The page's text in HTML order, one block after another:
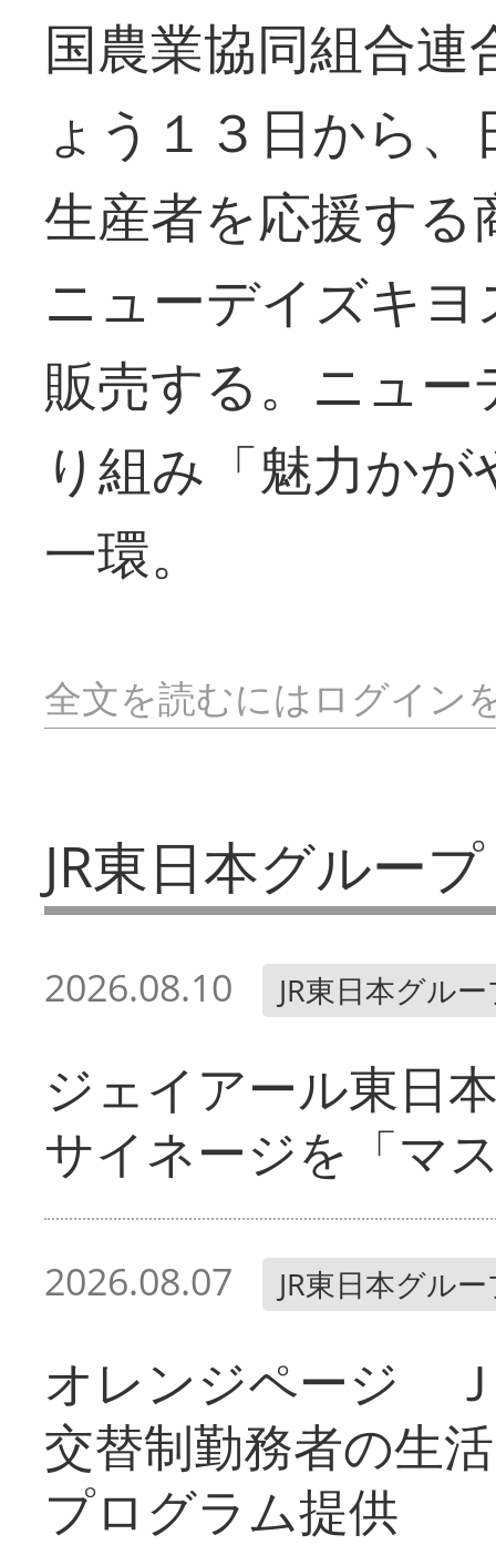
国農業協同組合
ょう１３日から
生産者を応援す
ニューデイズキ
販売する。ニュ
り組み「魅力か
一環。
全文を読むにはログイン
JR東日本グループ
2026.08.10 JR東日本グル
ジェイアール東日
サイネージを「マ
2026.08.07 JR東日本グル
オレンジページ
交替制勤務者の生
プログラム提供